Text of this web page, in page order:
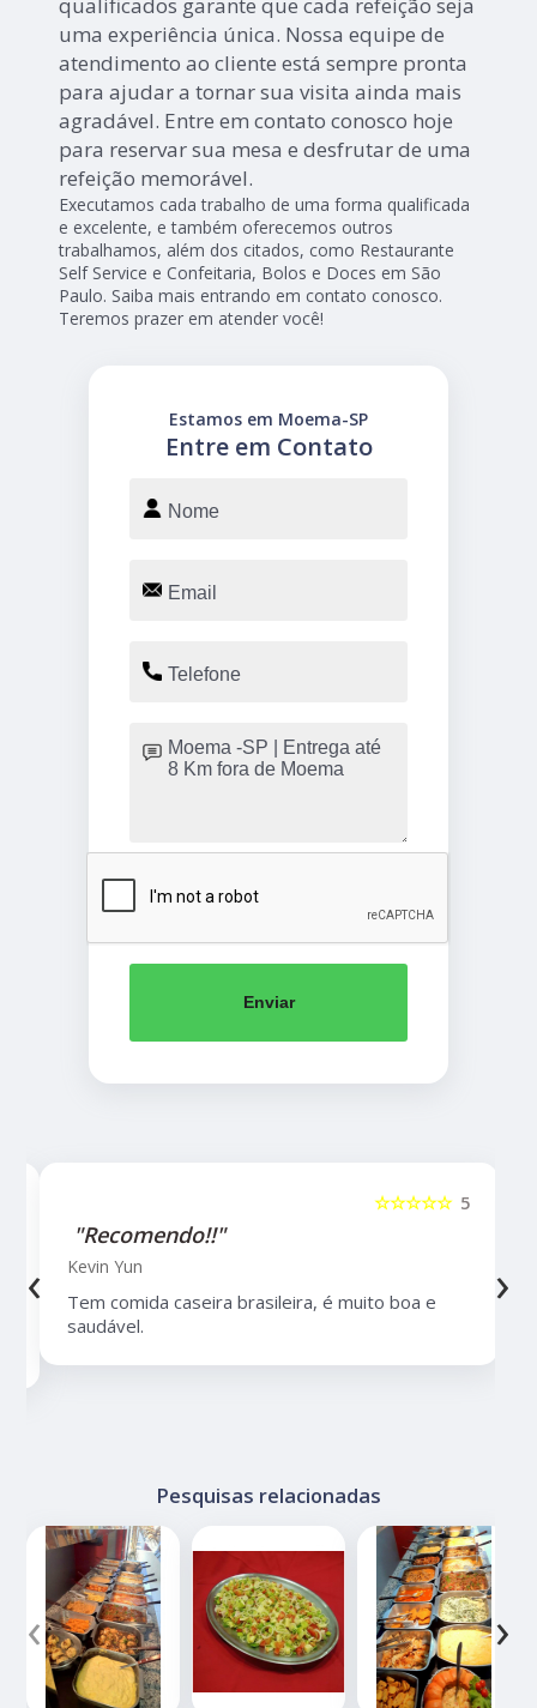
uma experiência única. Nossa equipe de
atendimento ao cliente está sempre pronta
para ajudar a tornar sua visita ainda mais
agradável. Entre em contato conosco hoje
para reservar sua mesa e desfrutar de uma
refeição memorável.
Executamos cada trabalho de uma forma qualificada
e excelente, e também oferecemos outros
trabalhamos, além dos citados, como Restaurante
Self Service e Confeitaria, Bolos e Doces em São
Paulo. Saiba mais entrando em contato conosco.
Teremos prazer em atender você!
Entre em Contato
Estamos em Moema-SP
Enviar
5
☆☆☆☆☆
"Recomendo!!"
Kevin Yun
Tem comida caseira brasileira, é muito boa e
saudável.
‹ ›
Pesquisas relacionadas
‹ ›